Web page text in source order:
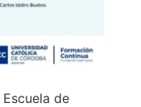
de